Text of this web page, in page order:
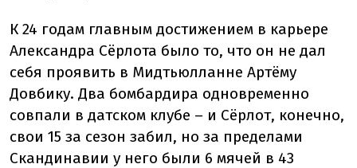
К 24 годам главным достижением в карьере
Александра Сёрлота было то, что он не дал
себя проявить в Мидтьюлланне Артёму
Довбику. Два бомбардира одновременно
совпали в датском клубе – и Сёрлот, конечно,
свои 15 за сезон забил, но за пределами
Скандинавии у него были 6 мячей в 43